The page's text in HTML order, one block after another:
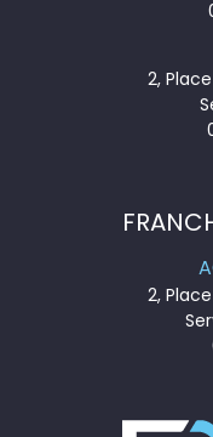
2,
2,